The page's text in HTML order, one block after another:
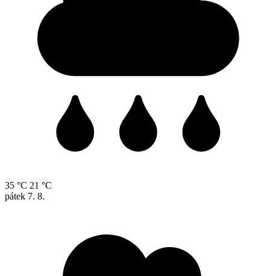
35 °C 21 °C
pátek 7. 8.